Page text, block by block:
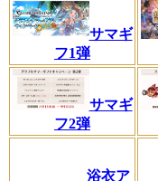
サマギ
フ1弾
サマギ
フ2弾
浴衣ア